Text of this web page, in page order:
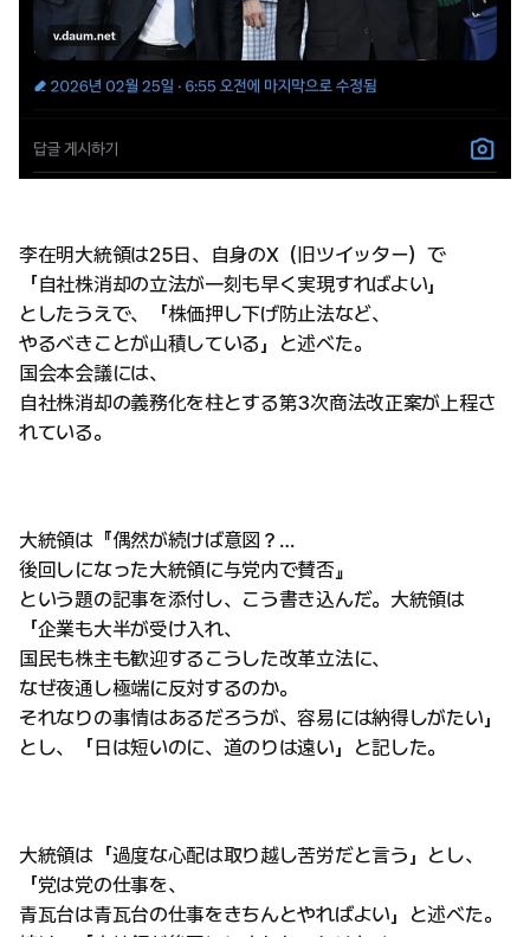
李在明大統領は25日、自身のX（旧ツイッター）で
「自社株消却の立法が一刻も早く実現すればよい」
としたうえで、「株価押し下げ防止法など、
やるべきことが山積している」と述べた。
国会本会議には、
自社株消却の義務化を柱とする第3次商法改正案が上程さ
れている。
大統領は『偶然が続けば意図？…
後回しになった大統領に与党内で賛否』
という題の記事を添付し、こう書き込んだ。大統領は
「企業も大半が受け入れ、
国民も株主も歓迎するこうした改革立法に、
なぜ夜通し極端に反対するのか。
それなりの事情はあるだろうが、容易には納得しがたい」
とし、「日は短いのに、道のりは遠い」と記した。
大統領は「過度な心配は取り越し苦労だと言う」とし、
「党は党の仕事を、
青瓦台は青瓦台の仕事をきちんとやればよい」と述べた。